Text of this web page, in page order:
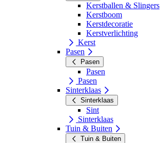
Kerstballen & Slingers
Kerstboom
Kerstdecoratie
Kerstverlichting
Kerst
Pasen
Pasen
Pasen
Pasen
Sinterklaas
Sinterklaas
Sint
Sinterklaas
Tuin & Buiten
Tuin & Buiten